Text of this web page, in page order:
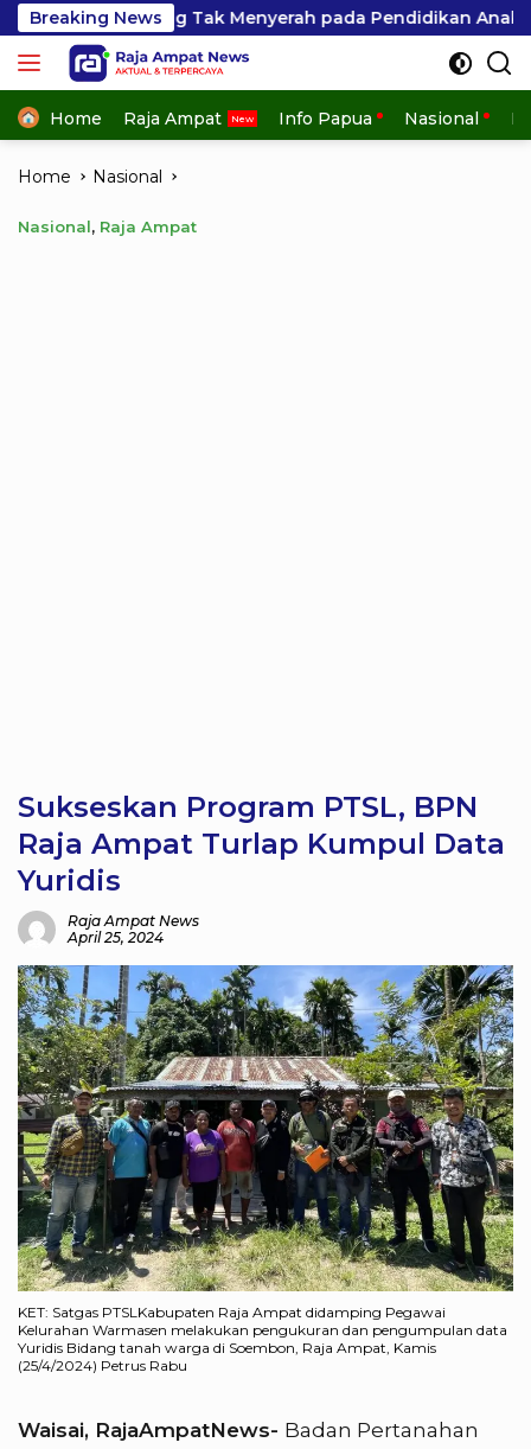
Skip
to
content
Breaking News
Tak Menyerah pada Pendidikan Anak Kinerja
Home Raja Ampat Info Papua Nasional
Home Nasional
Nasional, Raja Ampat
Sukseskan Program PTSL, BPN
Raja Ampat Turlap Kumpul Data
Yuridis
Raja Ampat News
April 25, 2024
KET: Satgas PTSLKabupaten Raja Ampat didamping Pegawai
Kelurahan Warmasen melakukan pengukuran dan pengumpulan data
Yuridis Bidang tanah warga di Soembon, Raja Ampat, Kamis
(25/4/2024) Petrus Rabu
Waisai, RajaAmpatNews- Badan Pertanahan